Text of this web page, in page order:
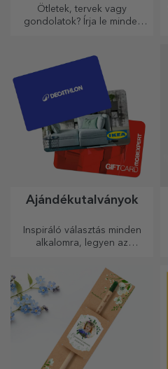
Ötletek, tervek vagy
gondolatok? Írja le mindet
minden emlékét.
Ajándékutalványok
Inspiráló választás minden
alkalomra, legyen az
más különleges pillanat.